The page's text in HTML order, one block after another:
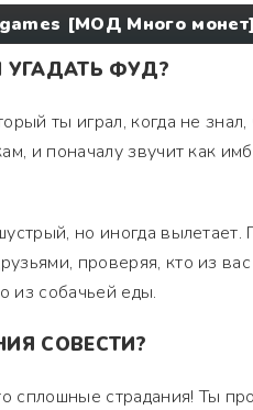
[МОД Много монет]
ФУД?
ты играл, когда не знал,
и поначалу звучит как
но иногда вылетает.
проверяя, кто из
из собачьей еды.
СОВЕСТИ?
сплошные страдания! Ты